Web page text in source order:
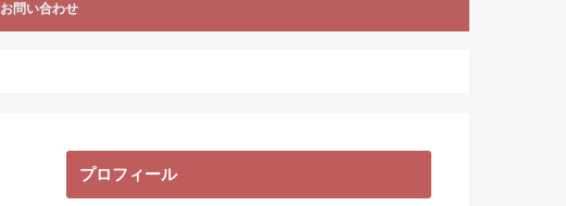
お問い合わせ
プロフィール